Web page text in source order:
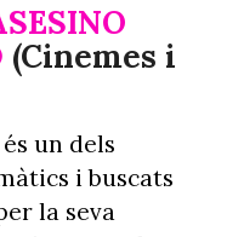
(Cinemes i
un dels
i buscats
la seva